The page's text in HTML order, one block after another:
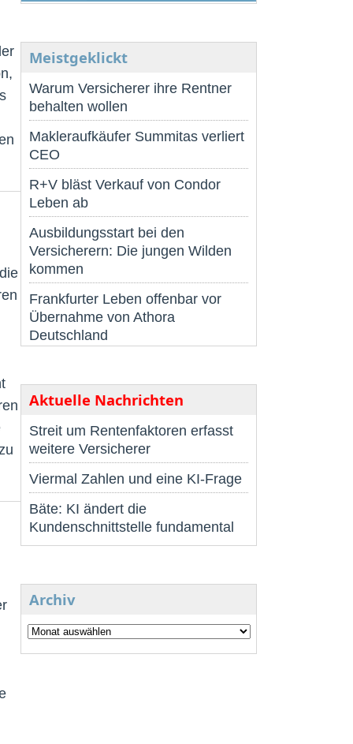
Meistgeklickt
Warum Versicherer ihre Rentner
behalten wollen
Makleraufkäufer Summitas verliert
CEO
R+V bläst Verkauf von Condor
Leben ab
Ausbildungsstart bei den
Versicherern: Die jungen Wilden
kommen
Frankfurter Leben offenbar vor
Übernahme von Athora
Deutschland
Aktuelle Nachrichten
Streit um Rentenfaktoren erfasst
weitere Versicherer
Viermal Zahlen und eine KI-Frage
Bäte: KI ändert die
Kundenschnittstelle fundamental
Archiv